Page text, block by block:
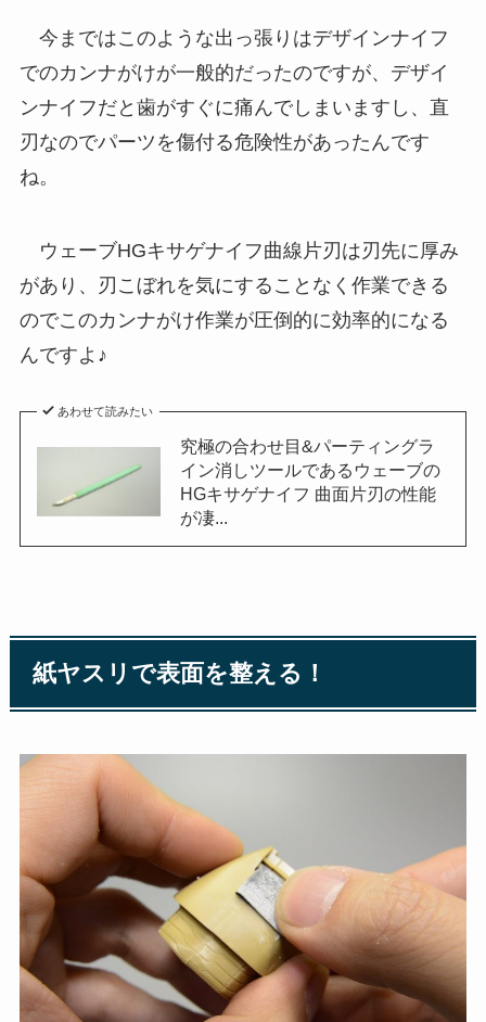
今まではこのような出っ張りはデザインナイフ
でのカンナがけが一般的だったのですが、デザイ
ンナイフだと歯がすぐに痛んでしまいますし、直
刃なのでパーツを傷付る危険性があったんです
ね。
ウェーブHGキサゲナイフ曲線片刃は刃先に厚み
があり、刃こぼれを気にすることなく作業できる
のでこのカンナがけ作業が圧倒的に効率的になる
んですよ♪
あわせて読みたい
究極の合わせ目&パーティングラ
イン消しツールであるウェーブの
HGキサゲナイフ 曲面片刃の性能
が凄...
紙ヤスリで表面を整える！